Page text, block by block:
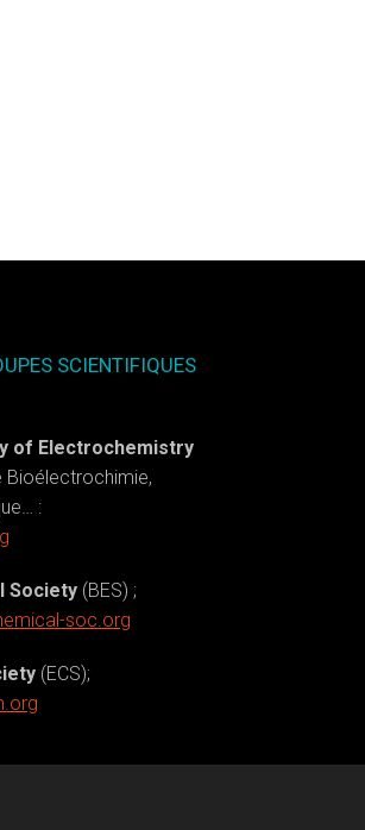
SCIENTIFIQUES
of Electrochemistry
Bioélectrochimie,
:
Society (BES) ;
soc.org
(ECS);